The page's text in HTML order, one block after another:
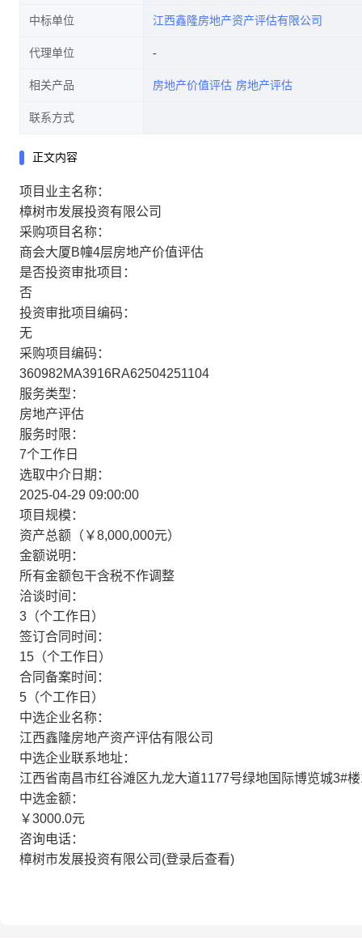
中标单位 江西鑫隆房地产资产评估有限公司
代理单位
相关产品 房地产价值评估 房地产评估
联系方式
正文内容
项目业主名称：
樟树市发展投资有限公司
采购项目名称：
商会大厦B幢4层房地产价值评估
是否投资审批项目：
否
投资审批项目编码：
无
采购项目编码：
360982MA3916RA62504251104
服务类型：
房地产评估
服务时限：
7个工作日
选取中介日期：
2025-04-29 09:00:00
项目规模：
资产总额（￥8,000,000元）
金额说明：
所有金额包干含税不作调整
洽谈时间：
3（个工作日）
签订合同时间：
15（个工作日）
合同备案时间：
5（个工作日）
中选企业名称：
江西鑫隆房地产资产评估有限公司
中选企业联系地址：
江西省南昌市红谷滩区九龙大道1177号绿地国际博览城3#
中选金额：
￥3000.0元
咨询电话：
樟树市发展投资有限公司(登录后查看)